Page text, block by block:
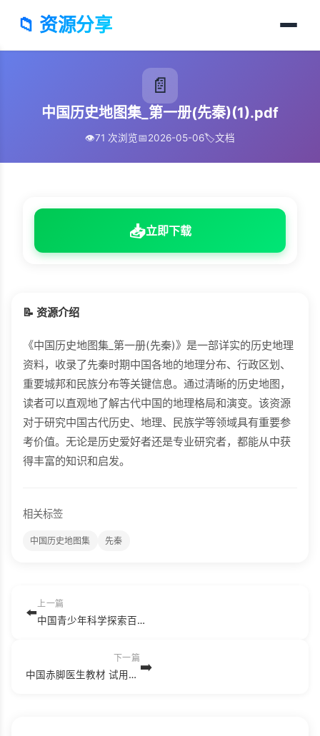
📁 资源分享
📄
中国历史地图集_第一册(先秦)(1).pdf
👁️71 次浏览📅2026-05-06🏷️文档
📥立即下载
📝 资源介绍
《中国历史地图集_第一册(先秦)》是一部详实的历史地理
资料，收录了先秦时期中国各地的地理分布、行政区划、
重要城邦和民族分布等关键信息。通过清晰的历史地图，
读者可以直观地了解古代中国的地理格局和演变。该资源
对于研究中国古代历史、地理、民族学等领域具有重要参
考价值。无论是历史爱好者还是专业研究者，都能从中获
得丰富的知识和启发。
相关标签
中国历史地图集 先秦
⬅️
上一篇
中国青少年科学探索百科全书.pdf
下一篇
中国赤脚医生教材 试用本 上 人民卫生出版社.pdf ➡️